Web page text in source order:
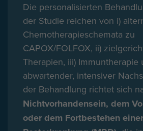
Die personalisierten
der Studie reichen von i)
Chemotherapieschemata zu
CAPOX/FOLFOX, ii)
Therapien, iii) Immuntherapie
abwartender, intensiver
der Behandlung richtet sich
Nichtvorhandensein, dem
oder dem Fortbestehen